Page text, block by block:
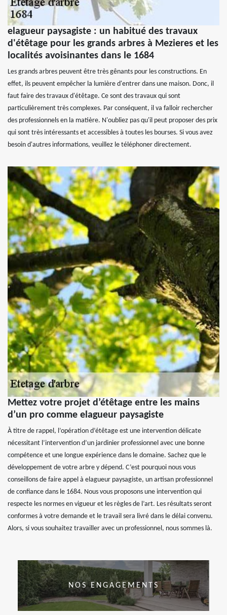
elagueur paysagiste : un habitué des travaux
d'étêtage pour les grands arbres à Mezieres et les
localités avoisinantes dans le 1684
Les grands arbres peuvent être très gênants pour les constructions. En
effet, ils peuvent empêcher la lumière d'entrer dans une maison. Donc, il
faut faire des travaux d'étêtage. Ce sont des travaux qui sont
particulièrement très complexes. Par conséquent, il va falloir rechercher
des professionnels en la matière. N'oubliez pas qu'il peut proposer des prix
qui sont très intéressants et accessibles à toutes les bourses. Si vous avez
besoin d'autres informations, veuillez le téléphoner directement.
Mettez votre projet d’étêtage entre les mains
d’un pro comme elagueur paysagiste
À titre de rappel, l’opération d’étêtage est une intervention délicate
nécessitant l’intervention d’un jardinier professionnel avec une bonne
compétence et une longue expérience dans le domaine. Sachez que le
développement de votre arbre y dépend. C’est pourquoi nous vous
conseillons de faire appel à elagueur paysagiste, un artisan professionnel
de confiance dans le 1684. Nous vous proposons une intervention qui
respecte les normes en vigueur et les règles de l’art. Les résultats seront
conformes à votre demande et le travail sera livré dans le délai convenu.
Alors, si vous souhaitez travailler avec un professionnel, nous sommes là.
NOS ENGAGEMENTS